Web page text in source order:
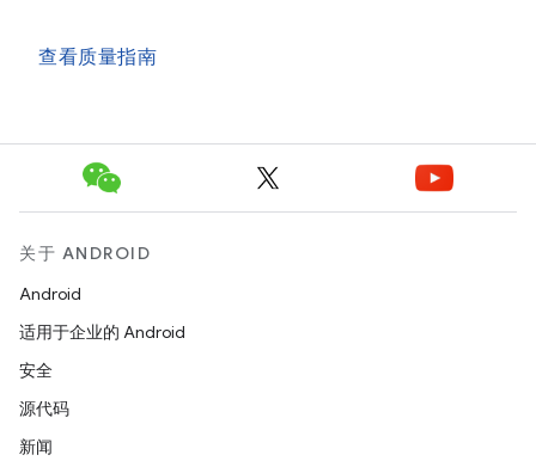
查看质量指南
关于 ANDROID
Android
适用于企业的 Android
安全
源代码
新闻